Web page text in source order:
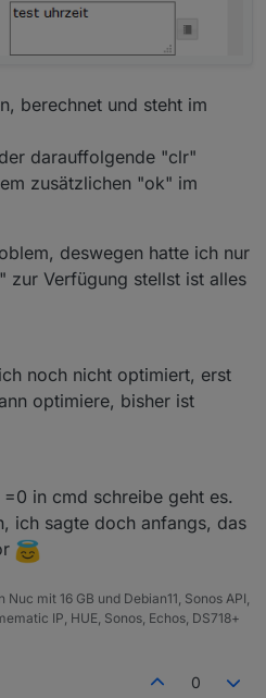
berechnet und steht im
darauffolgende "clr"
zusätzlichen "ok" im
deswegen hatte ich nur
zur Verfügung stellst ist alles
noch nicht optimiert, erst
optimiere, bisher ist
in cmd schreibe geht es.
ich sagte doch anfangs, das
mit 16 GB und Debian11, Sonos API,
IP, HUE, Sonos, Echos, DS718+
0